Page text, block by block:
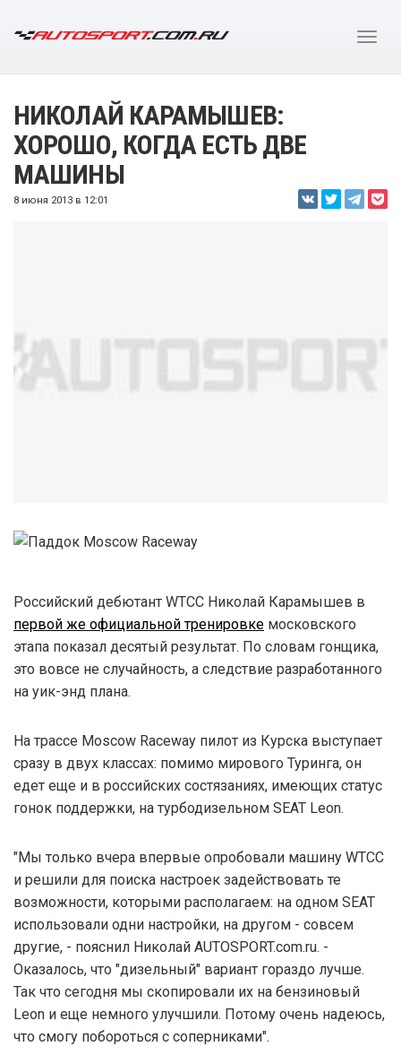
НИКОЛАЙ КАРАМЫШЕВ:
ХОРОШО, КОГДА ЕСТЬ ДВЕ
МАШИНЫ
8 июня 2013 в 12:01
Российский дебютант WTCC Николай Карамышев в
первой же официальной тренировке московского
этапа показал десятый результат. По словам гонщика,
это вовсе не случайность, а следствие разработанного
на уик-энд плана.
На трассе Moscow Raceway пилот из Курска выступает
сразу в двух классах: помимо мирового Туринга, он
едет еще и в российских состязаниях, имеющих статус
гонок поддержки, на турбодизельном SEAT Leon.
"Мы только вчера впервые опробовали машину WTCC
и решили для поиска настроек задействовать те
возможности, которыми располагаем: на одном SEAT
использовали одни настройки, на другом - совсем
другие, - пояснил Николай AUTOSPORT.com.ru. -
Оказалось, что "дизельный" вариант гораздо лучше.
Так что сегодня мы скопировали их на бензиновый
Leon и еще немного улучшили. Потому очень надеюсь,
что смогу побороться с соперниками".